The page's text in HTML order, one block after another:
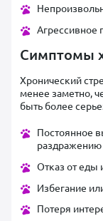
Агрессивное
Симптомы
Хронический
менее заметно,
быть более
Постоянное
Отказ от еды
Избегание
Потеря